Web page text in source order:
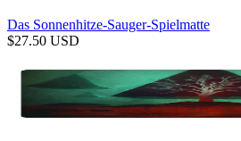
Das Sonnenhitze-Sauger-Spielmatte
$27.50 USD